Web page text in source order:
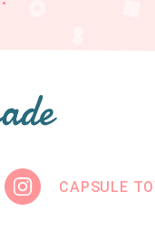
CAPSULE